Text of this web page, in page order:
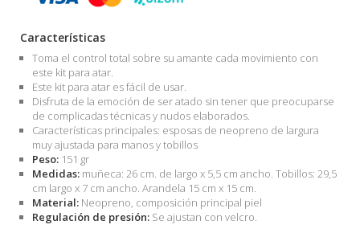
Características
Toma el control total sobre su amante cada movimiento con
este kit para atar.
Este kit para atar es fácil de usar.
Disfruta de la emoción de ser atado sin tener que preocuparse
de complicadas técnicas y nudos elaborados.
Características principales: esposas de neopreno de largura
muy ajustada para manos y tobillos
Peso: 151 gr
Medidas: muñeca: 26 cm. de largo x 5,5 cm ancho. Tobillos: 29,5
cm largo x 7 cm ancho. Arandela 15 cm x 15 cm.
Material: Neopreno, composición principal piel
Regulación de presión: Se ajustan con velcro.